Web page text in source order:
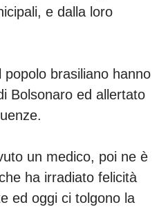
e dalla loro
brasiliano hanno
Bolsonaro ed allertato
un medico, poi ne è
ha irradiato felicità
ed oggi ci tolgono la